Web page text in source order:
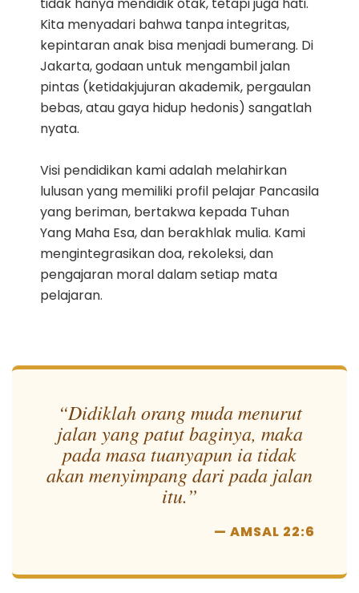
tidak hanya mendidik otak, tetapi juga hati.
Kita menyadari bahwa tanpa integritas,
kepintaran anak bisa menjadi bumerang. Di
Jakarta, godaan untuk mengambil jalan
pintas (ketidakjujuran akademik, pergaulan
bebas, atau gaya hidup hedonis) sangatlah
nyata.
Visi pendidikan kami adalah melahirkan
lulusan yang memiliki profil pelajar Pancasila
yang beriman, bertakwa kepada Tuhan
Yang Maha Esa, dan berakhlak mulia. Kami
mengintegrasikan doa, rekoleksi, dan
pengajaran moral dalam setiap mata
pelajaran.
“Didiklah orang muda menurut
jalan yang patut baginya, maka
pada masa tuanyapun ia tidak
akan menyimpang dari pada jalan
itu.”
— AMSAL 22:6